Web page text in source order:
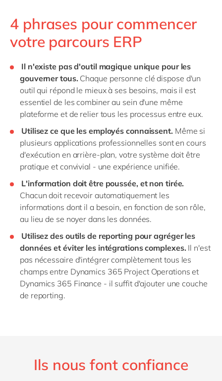
4 phrases pour commencer
votre parcours ERP
Il n'existe pas d'outil magique unique pour les
gouverner tous. Chaque personne clé dispose d'un
outil qui répond le mieux à ses besoins, mais il est
essentiel de les combiner au sein d'une même
plateforme et de relier tous les processus entre eux.
Utilisez ce que les employés connaissent. Même si
plusieurs applications professionnelles sont en cours
d'exécution en arrière-plan, votre système doit être
pratique et convivial - une expérience unifiée.
L'information doit être poussée, et non tirée.
Chacun doit recevoir automatiquement les
informations dont il a besoin, en fonction de son rôle,
au lieu de se noyer dans les données.
Utilisez des outils de reporting pour agréger les
données et éviter les intégrations complexes. Il n'est
pas nécessaire d'intégrer complètement tous les
champs entre Dynamics 365 Project Operations et
Dynamics 365 Finance - il suffit d'ajouter une couche
de reporting.
Ils nous font confiance